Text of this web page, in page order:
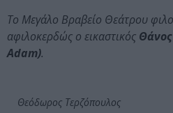
Το Μεγάλο Βραβείο Θεάτρου
αφιλοκερδώς ο εικαστικός
Adam).
Θεόδωρος Τερζόπουλος